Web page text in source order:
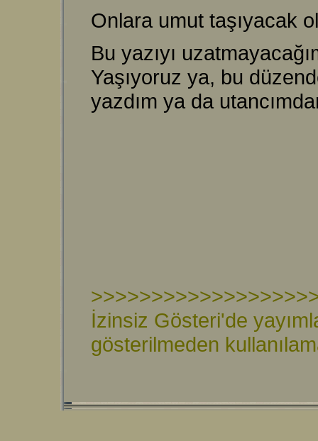
Onlara umut taşıyacak
Bu yazıyı
Yaşıyoruz ya, bu
yazdım ya da
İzinsiz Gösteri'de
gösterilmeden